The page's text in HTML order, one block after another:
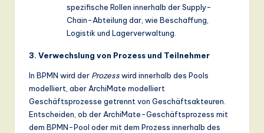
spezifische Rollen innerhalb der Supply-
Chain-Abteilung dar, wie Beschaffung,
Logistik und Lagerverwaltung.
3. Verwechslung von Prozess und Teilnehmer
In BPMN wird der Prozesswird innerhalb des Pools
modelliert, aber ArchiMate modelliert
Geschäftsprozesse getrennt von Geschäftsakteuren.
Entscheiden, ob der ArchiMate-Geschäftsprozess mit
dem BPMN-Pool oder mit dem Prozess innerhalb des